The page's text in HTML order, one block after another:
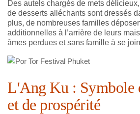
Des autels chargés de mets
de desserts alléchants sont dressés
plus, de nombreuses familles
additionnelles à l’arrière de leurs
âmes perdues et sans famille à se
L'Ang Ku : Symbole
et de prospérité